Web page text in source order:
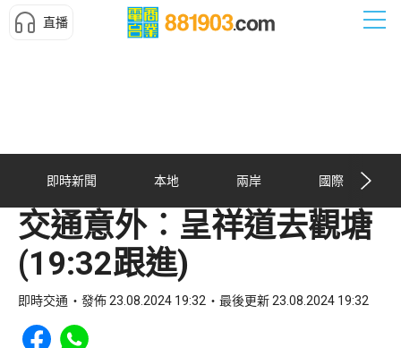
直播
即時新聞 本地 兩岸 國際
交通意外︰呈祥道去觀塘
(19:32跟進)
即時交通 發佈 23.08.2024 19:32 最後更新 23.08.2024 19:32
Share to Facebook
Share to WhatsApp